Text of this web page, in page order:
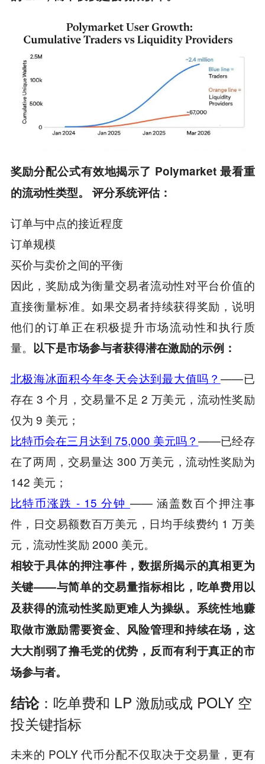
奖励分配公式有效地揭示了 Polymarket 最看重
的流动性类型。 评分系统评估：
订单与中点的接近程度
订单规模
买价与卖价之间的平衡
因此，奖励成为衡量交易者流动性对平台价值的
直接衡量标准。如果交易者持续获得奖励，说明
他们的订单正在积极提升市场流动性和执行质
量。 以下是市场参与者获得潜在激励的示例：
北极海冰面积今年冬天会达到最大值吗？ ——已
存在 3 个月，交易量不足 2 万美元，流动性奖励
仅为 9 美元；
比特币会在三月达到 75,000 美元吗？——已经存
在了两周，交易量达 300 万美元，流动性奖励为
142 美元；
比特币涨跌 - 15 分钟 ——涵盖数百个押注事
件，日交易额数百万美元，日均手续费约 1 万美
元，流动性奖励 2000 美元。
相较于具体的押注事件，数据所揭示的真相更为
关键——与简单的交易量指标相比，吃单费用以
及获得的流动性奖励更难人为操纵。系统性地赚
取做市激励需要资金、风险管理和持续在场，这
大大削弱了撸毛党的优势，反而有利于真正的市
场参与者。
结论：吃单费和 LP 激励或成 POLY 空
投关键指标
未来的 POLY 代币分配不仅取决于交易量，更有